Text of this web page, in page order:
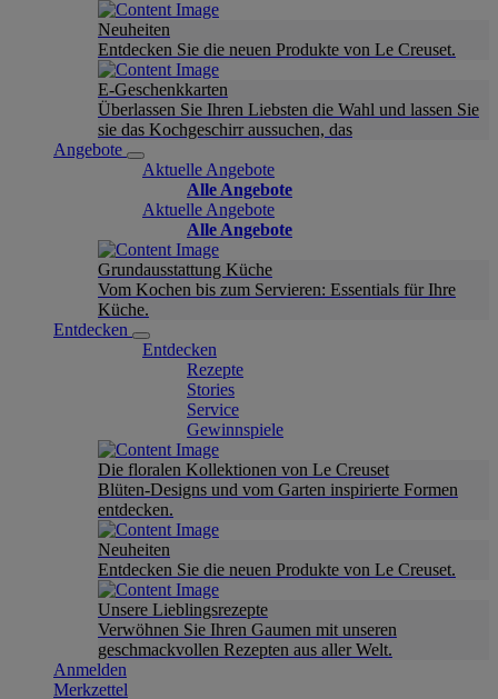
Neuheiten
Entdecken Sie die neuen Produkte von Le Creuset.
E-Geschenkkarten
Überlassen Sie Ihren Liebsten die Wahl und lassen Sie
sie das Kochgeschirr aussuchen, das
Angebote
Aktuelle Angebote
Alle Angebote
Aktuelle Angebote
Alle Angebote
Grundausstattung Küche
Vom Kochen bis zum Servieren: Essentials für Ihre
Küche.
Entdecken
Entdecken
Rezepte
Stories
Service
Gewinnspiele
Die floralen Kollektionen von Le Creuset
Blüten-Designs und vom Garten inspirierte Formen
entdecken.
Neuheiten
Entdecken Sie die neuen Produkte von Le Creuset.
Unsere Lieblingsrezepte
Verwöhnen Sie Ihren Gaumen mit unseren
geschmackvollen Rezepten aus aller Welt.
Anmelden
Merkzettel